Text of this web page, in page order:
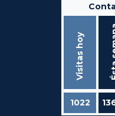
Visitas hoy Ésta
1022